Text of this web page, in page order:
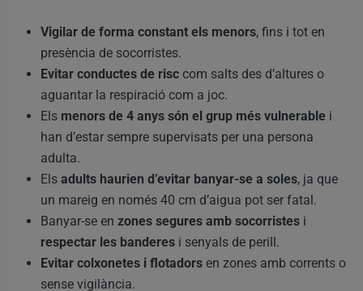
Vigilar de forma constant els menors, fins i tot en
presència de socorristes.
Evitar conductes de risc com salts des d’altures o
aguantar la respiració com a joc.
Els menors de 4 anys són el grup més vulnerable i
han d’estar sempre supervisats per una persona
adulta.
Els adults haurien d’evitar banyar-se a soles, ja que
un mareig en només 40 cm d’aigua pot ser fatal.
Banyar-se en zones segures amb socorristes i
respectar les banderes i senyals de perill.
Evitar colxonetes i flotadors en zones amb corrents o
sense vigilància.